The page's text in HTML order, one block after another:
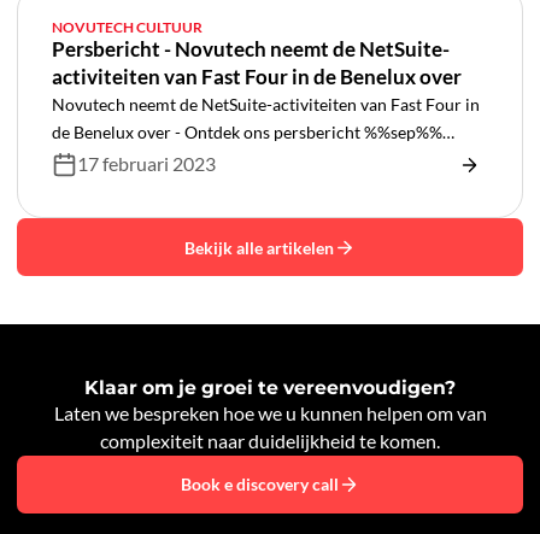
NOVUTECH CULTUUR
Persbericht - Novutech neemt de NetSuite-
activiteiten van Fast Four in de Benelux over
Novutech neemt de NetSuite-activiteiten van Fast Four in
de Benelux over - Ontdek ons persbericht %%sep%%
Netsuite
17 februari 2023
Bekijk alle artikelen
Klaar om je groei te vereenvoudigen?
Laten we bespreken hoe we u kunnen helpen om van
complexiteit naar duidelijkheid te komen.
Book e discovery call